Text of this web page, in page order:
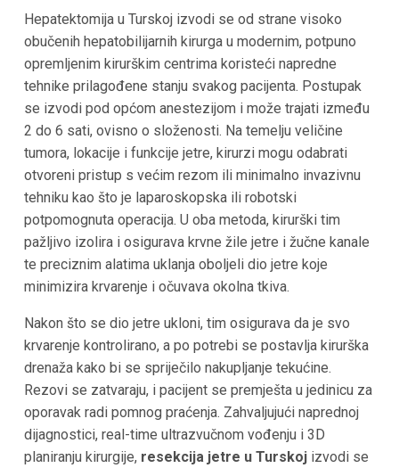
Hepatektomija u Turskoj izvodi se od strane visoko
obučenih hepatobilijarnih kirurga u modernim, potpuno
opremljenim kirurškim centrima koristeći napredne
tehnike prilagođene stanju svakog pacijenta. Postupak
se izvodi pod općom anestezijom i može trajati između
2 do 6 sati, ovisno o složenosti. Na temelju veličine
tumora, lokacije i funkcije jetre, kirurzi mogu odabrati
otvoreni pristup s većim rezom ili minimalno invazivnu
tehniku kao što je laparoskopska ili robotski
potpomognuta operacija. U oba metoda, kirurški tim
pažljivo izolira i osigurava krvne žile jetre i žučne kanale
te preciznim alatima uklanja oboljeli dio jetre koje
minimizira krvarenje i očuvava okolna tkiva.
Nakon što se dio jetre ukloni, tim osigurava da je svo
krvarenje kontrolirano, a po potrebi se postavlja kirurška
drenaža kako bi se spriječilo nakupljanje tekućine.
Rezovi se zatvaraju, i pacijent se premješta u jedinicu za
oporavak radi pomnog praćenja. Zahvaljujući naprednoj
dijagnostici, real-time ultrazvučnom vođenju i 3D
planiranju kirurgije, resekcija jetre u Turskojizvodi se